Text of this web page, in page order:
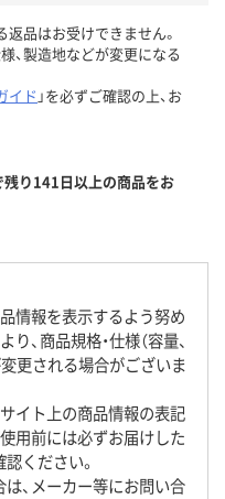
返品はお受けできません。
、製造地などが変更になる
イド 」を必ずご確認の上、お
り141日以上の商品をお
情報を表示するよう努め
、商品規格・仕様（容量、
変更される場合がございま
イト上の商品情報の表記
用前には必ずお届けした
ください。
、メーカー等にお問い合